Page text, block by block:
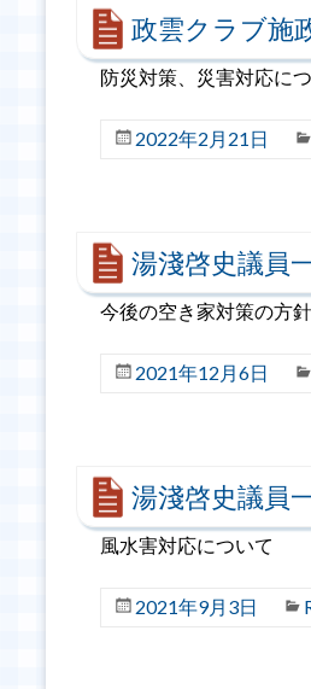
政雲クラブ施
防災対策、災害対応に
2022年2月21日
湯淺啓史議員
今後の空き家対策の方
2021年12月6日
湯淺啓史議員
風水害対応について
2021年9月3日